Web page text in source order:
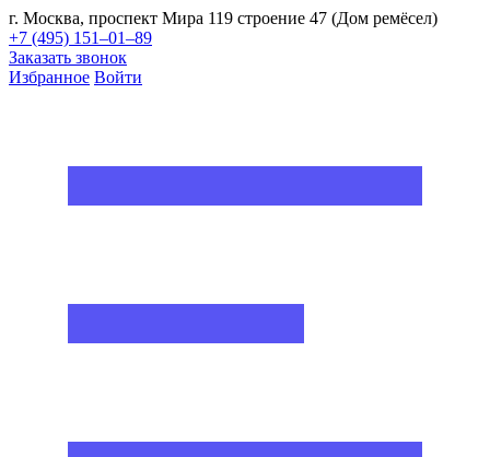
г. Москва, проспект Мира 119 строение 47 (Дом ремёсел)
+7 (495) 151–01–89
Заказать звонок
Избранное Войти